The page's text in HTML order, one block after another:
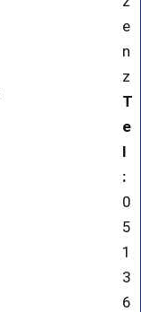
e
n
z
T
e
l
:
0
5
1
3
6